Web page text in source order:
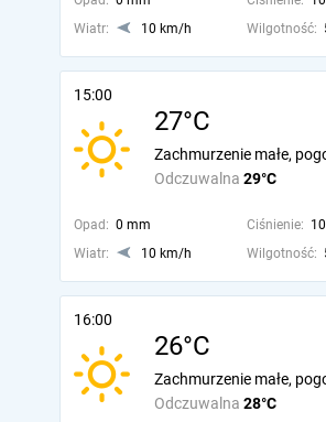
Wiatr:
10 km/h Wilgotność:
15:00
27°C
Odczuwalna 29°C
Zachmurzenie małe,
Opad: 0 mm Ciśnienie:
Wiatr:
10 km/h Wilgotność:
16:00
26°C
Odczuwalna 28°C
Zachmurzenie małe,